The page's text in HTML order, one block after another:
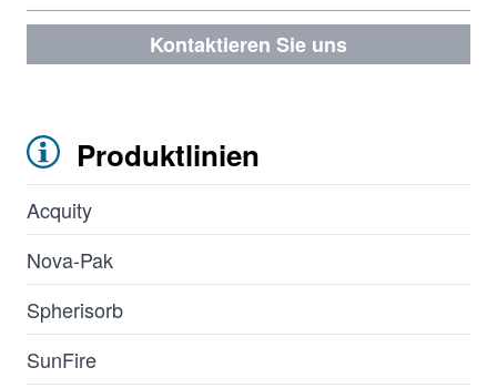
Kontaktieren Sie uns
Produktlinien
Acquity
Nova-Pak
Spherisorb
SunFire